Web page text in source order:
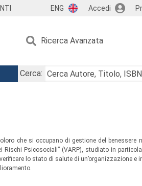
ENG Accedi
Ricerca Avanzata
Cerca:
che si occupano di gestione del benessere
Rischi Psicosociali” (VARP), studiato in
lo stato di salute di un’organizzazione e